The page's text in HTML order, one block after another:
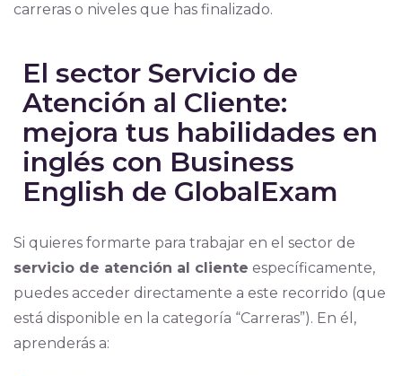
carreras o niveles que has finalizado.
El sector Servicio de
Atención al Cliente:
mejora tus habilidades en
inglés con Business
English de GlobalExam
Si quieres formarte para trabajar en el sector de
servicio de atención al cliente específicamente,
puedes acceder directamente a este recorrido (que
está disponible en la categoría “Carreras”). En él,
aprenderás a: